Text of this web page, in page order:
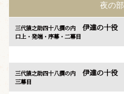
夜の部
三代猿之助四十八撰の内伊達の十役
口上・発端・序幕・二幕目
三代猿之助四十八撰の内伊達の十役
三幕目